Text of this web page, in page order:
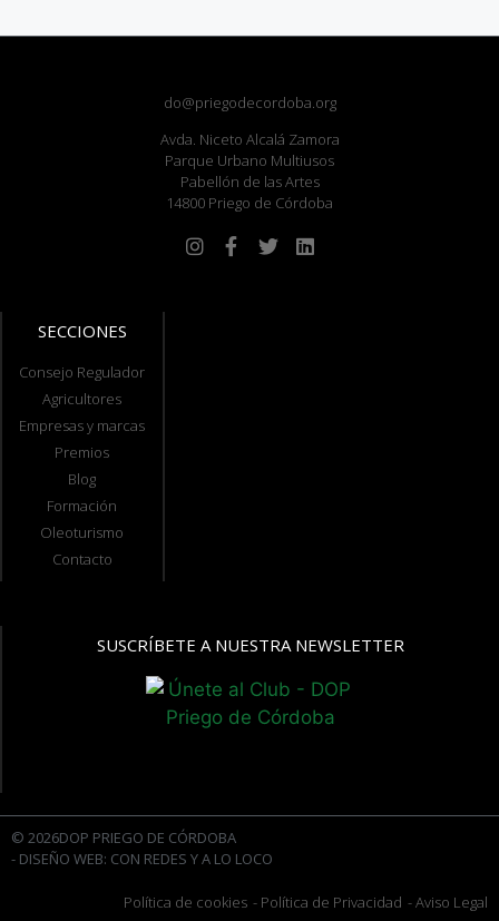
do@priegodecordoba.org
Avda. Niceto Alcalá Zamora
Parque Urbano Multiusos
Pabellón de las Artes
14800 Priego de Córdoba
SECCIONES
Consejo Regulador
Agricultores
Empresas y marcas
Premios
Blog
Formación
Oleoturismo
Contacto
SUSCRÍBETE A NUESTRA NEWSLETTER
© 2026DOP PRIEGO DE CÓRDOBA
- DISEÑO WEB: CON REDES Y A LO LOCO
Política de cookies - Política de Privacidad - Aviso Legal